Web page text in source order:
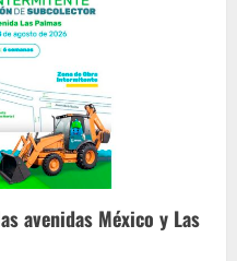
avenidas México y Las